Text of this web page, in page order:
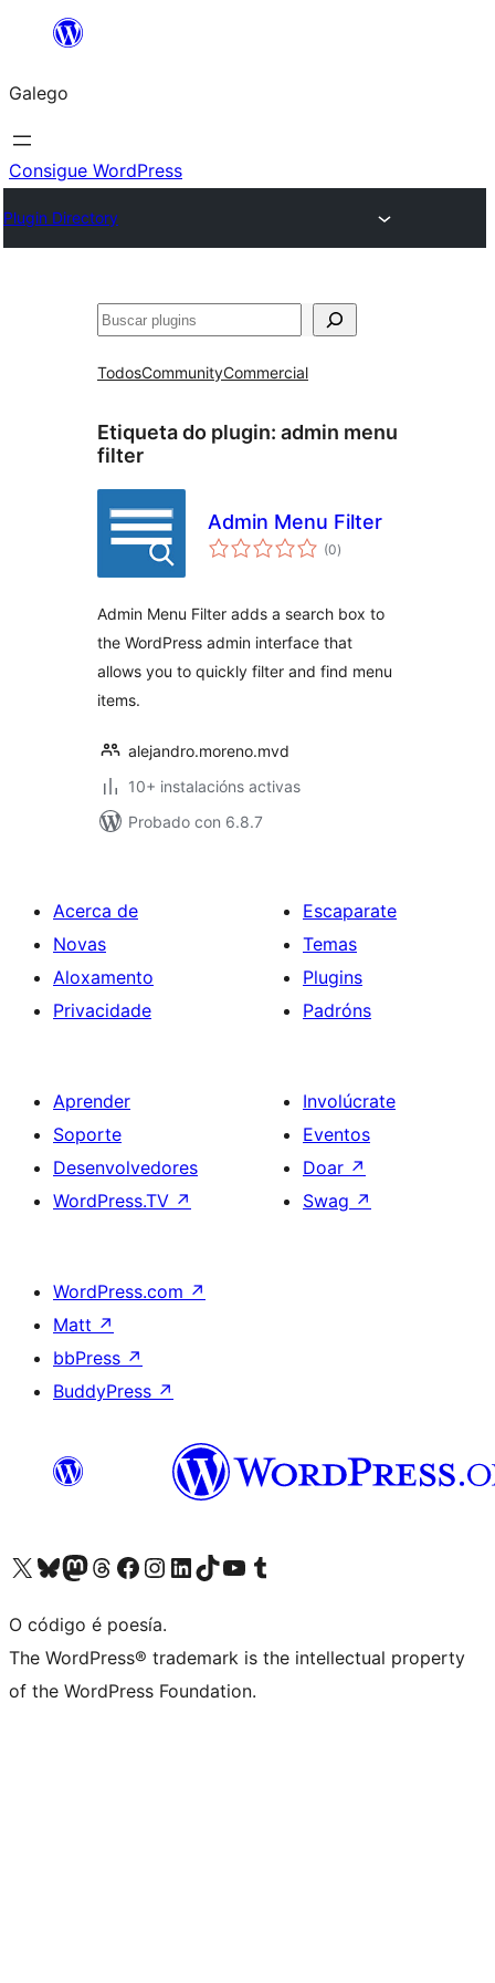
Saltar
contido
Galego
Consigue WordPress
Plugin Directory
Buscar
TodosCommunityCommercial
Etiqueta do plugin: admin menu
filter
Admin Menu Filter
(0valoracións
totais
)
Admin Menu Filter adds a search box to
the WordPress admin interface that
allows you to quickly filter and find menu
items.
alejandro.moreno.mvd
10+ instalacións activas
Probado con 6.8.7
Acerca de
Novas
Aloxamento
Privacidade
Escaparate
Temas
Plugins
Padróns
Aprender
Soporte
Desenvolvedores
WordPress.TV ↗
Involúcrate
Eventos
Doar ↗
Swag ↗
WordPress.com ↗
Matt ↗
bbPress ↗
BuddyPress ↗
Visita la cuenta de X (anteriormente Twitter)
Visita a nosa conta de Bluesky
Visita a nosa conta de Mastodon
Visita a nosa conta de Threads
Visita a nosa páxina de Facebook
Visita a nosa conta de Instagram
Visita a nosa conta de LinkedIn
Visita a nosa conta de TikTok
Visita a nosa canle de YouTube
Visita a nosa conta de Tumblr
O código é poesía.
The WordPress® trademark is the intellectual property
of the WordPress Foundation.